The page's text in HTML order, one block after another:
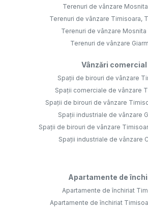
Terenuri de vânzare
Terenuri de vânzare Timisoara,
Terenuri de vânzare Mosnita
Terenuri de vânzare
Vânzări comercial
Spații de birouri de vânzare
Spații comerciale de vânzare
Spații de birouri de vânzare
Spații industriale de vânzare
Spații de birouri de vânzare
Spații industriale de vânzare
Apartamente de
Apartamente de închiriat
Apartamente de închiriat